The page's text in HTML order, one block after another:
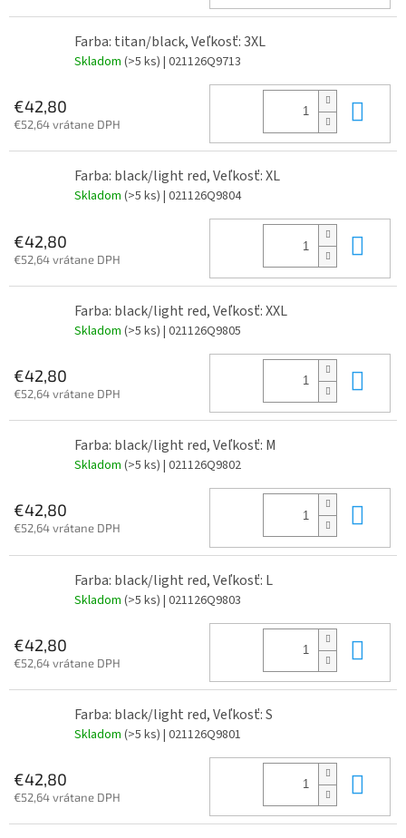
Farba: titan/black, Veľkosť: 3XL
Skladom (>5 ks) | 021126Q9713
€42,80
€52,64 vrátane DPH
Farba: black/light red, Veľkosť: XL
Skladom (>5 ks) | 021126Q9804
€42,80
€52,64 vrátane DPH
Farba: black/light red, Veľkosť: XXL
Skladom (>5 ks) | 021126Q9805
€42,80
€52,64 vrátane DPH
Farba: black/light red, Veľkosť: M
Skladom (>5 ks) | 021126Q9802
€42,80
€52,64 vrátane DPH
Farba: black/light red, Veľkosť: L
Skladom (>5 ks) | 021126Q9803
€42,80
€52,64 vrátane DPH
Farba: black/light red, Veľkosť: S
Skladom (>5 ks) | 021126Q9801
€42,80
€52,64 vrátane DPH